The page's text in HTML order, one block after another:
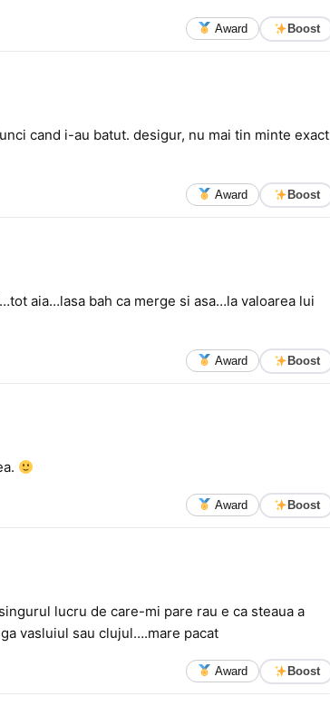
Award Boost
cand i-au batut. desigur, nu mai tin minte exact
Award Boost
aia…lasa bah ca merge si asa…la valoarea lui
Award Boost
Award Boost
lucru de care-mi pare rau e ca steaua a
vasluiul sau clujul….mare pacat
Award Boost